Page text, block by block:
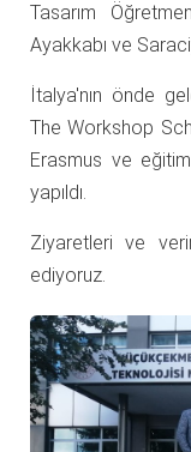
Tasarım
Ayakkabı ve
İtalya'nın önde
The Workshop
Erasmus ve
yapıldı.
Ziyaretleri ve
ediyoruz.